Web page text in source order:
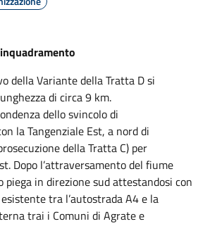
della Variante della Tratta D si
di circa 9 km.
dello svincolo di
la Tangenziale Est, a nord di
della Tratta C) per
Dopo l’attraversamento del fiume
piega in direzione sud attestandosi con
tra l’autostrada A4 e la
trai i Comuni di Agrate e